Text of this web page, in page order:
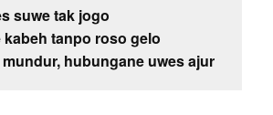
suwe tak jogo
tanpo roso gelo
hubungane uwes ajur